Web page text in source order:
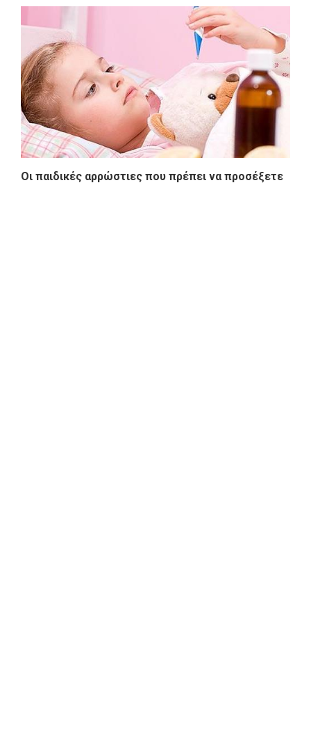
Οι παιδικές αρρώστιες που πρέπει να προσέξετε